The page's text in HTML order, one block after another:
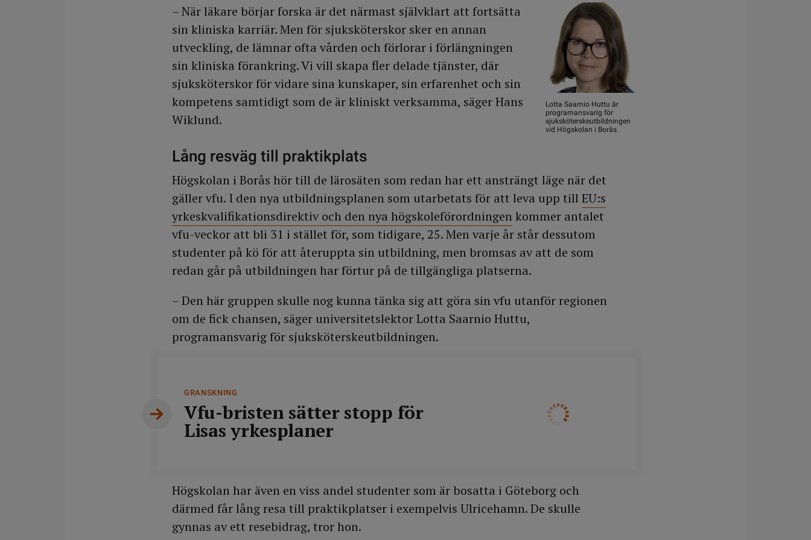
Lotta Saarnio Huttu är
programansvarig för
sjuksköterskeutbildningen
vid Högskolan i Borås.
– När läkare börjar forska är det närmast självklart att fortsätta
sin kliniska karriär. Men för sjuksköterskor sker en annan
utveckling, de lämnar ofta vården och förlorar i förlängningen
sin kliniska förankring. Vi vill skapa fler delade tjänster, där
sjuksköterskor för vidare sina kunskaper, sin erfarenhet och sin
kompetens samtidigt som de är kliniskt verksamma, säger Hans
Wiklund.
Lång resväg till praktikplats
Högskolan i Borås hör till de lärosäten som redan har ett ansträngt läge när det
gäller vfu. I den nya utbildningsplanen som utarbetats för att leva upp till EU:s
yrkeskvalifikationsdirektiv och den nya högskoleförordningen kommer antalet
vfu-veckor att bli 31 i stället för, som tidigare, 25. Men varje år står dessutom
studenter på kö för att återuppta sin utbildning, men bromsas av att de som
redan går på utbildningen har förtur på de tillgängliga platserna.
– Den här gruppen skulle nog kunna tänka sig att göra sin vfu utanför regionen
om de fick chansen, säger universitetslektor Lotta Saarnio Huttu,
programansvarig för sjuksköterskeutbildningen.
GRANSKNING
Vfu-bristen sätter stopp för
Lisas yrkesplaner
Högskolan har även en viss andel studenter som är bosatta i Göteborg och
därmed får lång resa till praktikplatser i exempelvis Ulricehamn. De skulle
gynnas av ett resebidrag, tror hon.